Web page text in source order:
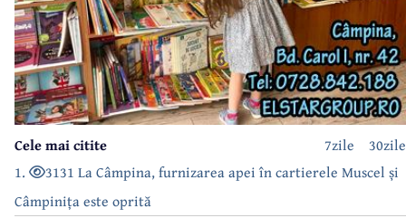
30zile
7zile
Cele mai citite
1.
3131 La Câmpina, furnizarea apei în cartierele Muscel și
Câmpinița este oprită